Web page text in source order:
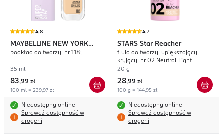
4,8
MAYBELLINE NEW YORK
Super Stay Lumi-Matte
podkład do twarzy, nr 118;
35 ml
83,99 zł
100 ml = 239,97 zł
Niedostępny online
Sprawdź dostępność w
drogerii
4,7
STARS Star Reacher
fluid do twarzy, upiększający,
kryjący, nr 02 Neutral Light
20 g
28,99 zł
100 g = 144,95 zł
Niedostępny online
Sprawdź dostępność w
drogerii